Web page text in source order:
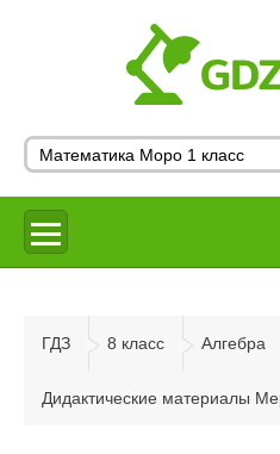
ГДЗ 8 класс Алгебра
Дидактические материалы